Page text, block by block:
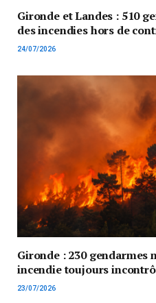
Gironde et Landes : 510
des incendies hors de
24/07/2026
Gironde : 230 gendarmes
incendie toujours
23/07/2026